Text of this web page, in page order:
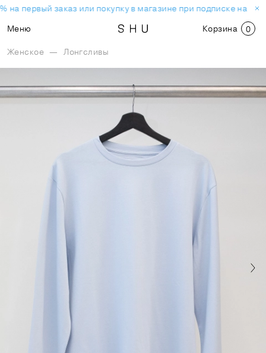
на первый заказ или покупку в магазине при подписке на
Меню
Корзина 0
Женское — Лонгсливы